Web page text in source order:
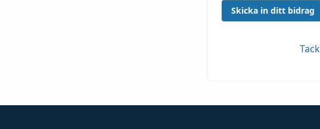
Skicka in ditt bidrag